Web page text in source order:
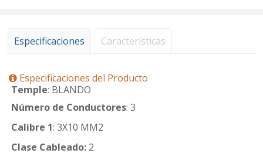
Especificaciones Características
Especificaciones del Producto
Temple: BLANDO
Número de Conductores: 3
Calibre 1: 3X10 MM2
Clase Cableado: 2